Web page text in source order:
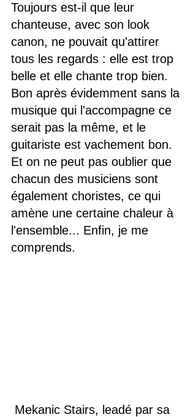
Toujours est-il que leur
chanteuse, avec son look
canon, ne pouvait qu'attirer
tous les regards : elle est trop
belle et elle chante trop bien.
Bon après évidemment sans la
musique qui l'accompagne ce
serait pas la même, et le
guitariste est vachement bon.
Et on ne peut pas oublier que
chacun des musiciens sont
également choristes, ce qui
amène une certaine chaleur à
l'ensemble... Enfin, je me
comprends.